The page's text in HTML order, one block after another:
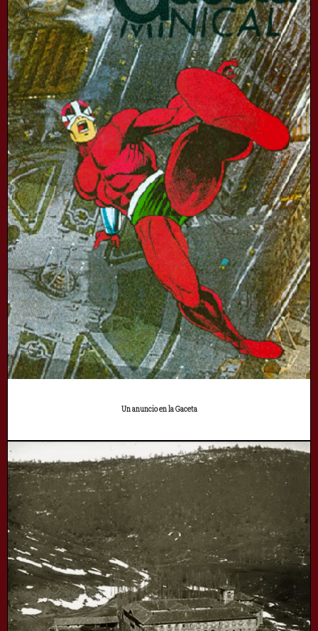
Un anuncio en la Gaceta